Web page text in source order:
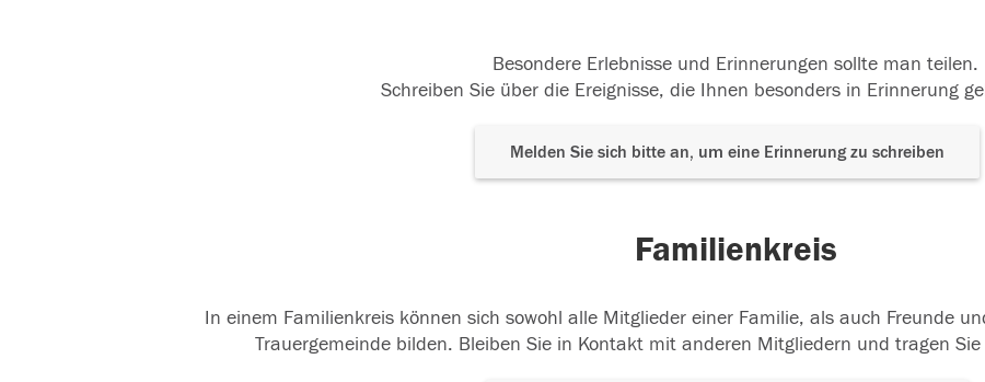
Besondere Erlebnisse und Erinnerungen sollte man teilen.
Schreiben Sie über die Ereignisse, die Ihnen besonders in Erinnerung
Melden Sie sich bitte an, um eine Erinnerung zu schreiben
Familienkreis
In einem Familienkreis können sich sowohl alle Mitglieder einer Familie, als auch Freunde
Trauergemeinde bilden. Bleiben Sie in Kontakt mit anderen Mitgliedern und tragen